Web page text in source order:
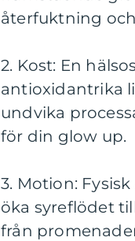
återfuktning
2. Kost: En
antioxidantrika
undvika
för din glow up.
3. Motion:
öka syreflödet
från